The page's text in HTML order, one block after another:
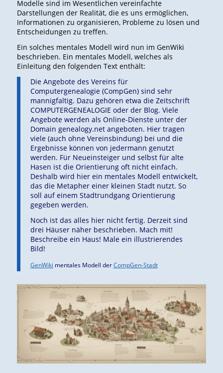
Modelle sind im Wesentlichen vereinfachte
Darstellungen der Realität, die es uns ermöglichen,
Informationen zu organisieren, Probleme zu lösen und
Entscheidungen zu treffen.
Ein solches mentales Modell wird nun im GenWiki
beschrieben. Ein mentales Modell, welches als
Einleitung den folgenden Text enthält:
Die Angebote des Vereins für
Computergenealogie (CompGen) sind sehr
mannigfaltig. Dazu gehören etwa die Zeitschrift
COMPUTERGENEALOGIE oder der Blog. Viele
Angebote werden als Online-Dienste unter der
Domain genealogy.net angeboten. Hier tragen
viele (auch ohne Vereinsbindung) bei und die
Ergebnisse können von jedermann genutzt
werden. Für Neueinsteiger und selbst für alte
Hasen ist die Orientierung oft nicht einfach.
Deshalb wird hier ein mentales Modell entwickelt,
das die Metapher einer kleinen Stadt nutzt. So
soll auf einem Stadtrundgang Orientierung
gegeben werden.
Noch ist das alles hier nicht fertig. Derzeit sind
drei Häuser näher beschrieben. Mach mit!
Beschreibe ein Haus! Male ein illustrierendes
Bild!
GenWiki mentales Modell derCompGen-Stadt